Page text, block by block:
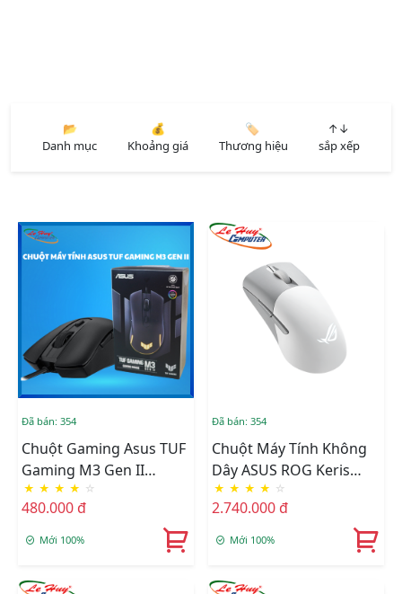
📂
Danh mục
💰
Khoảng giá
🏷️
Thương hiệu
↑↓
sắp xếp
Đã bán: 354
Chuột Gaming Asus TUF
Gaming M3 Gen II
90MP0320-BMUA00
★ ★ ★ ★ ☆
480.000 đ
Mới 100%
Đã bán: 354
Chuột Máy Tính Không
Dây ASUS ROG Keris
Wireless AimPoint White
★ ★ ★ ★ ☆
2.740.000 đ
Mới 100%